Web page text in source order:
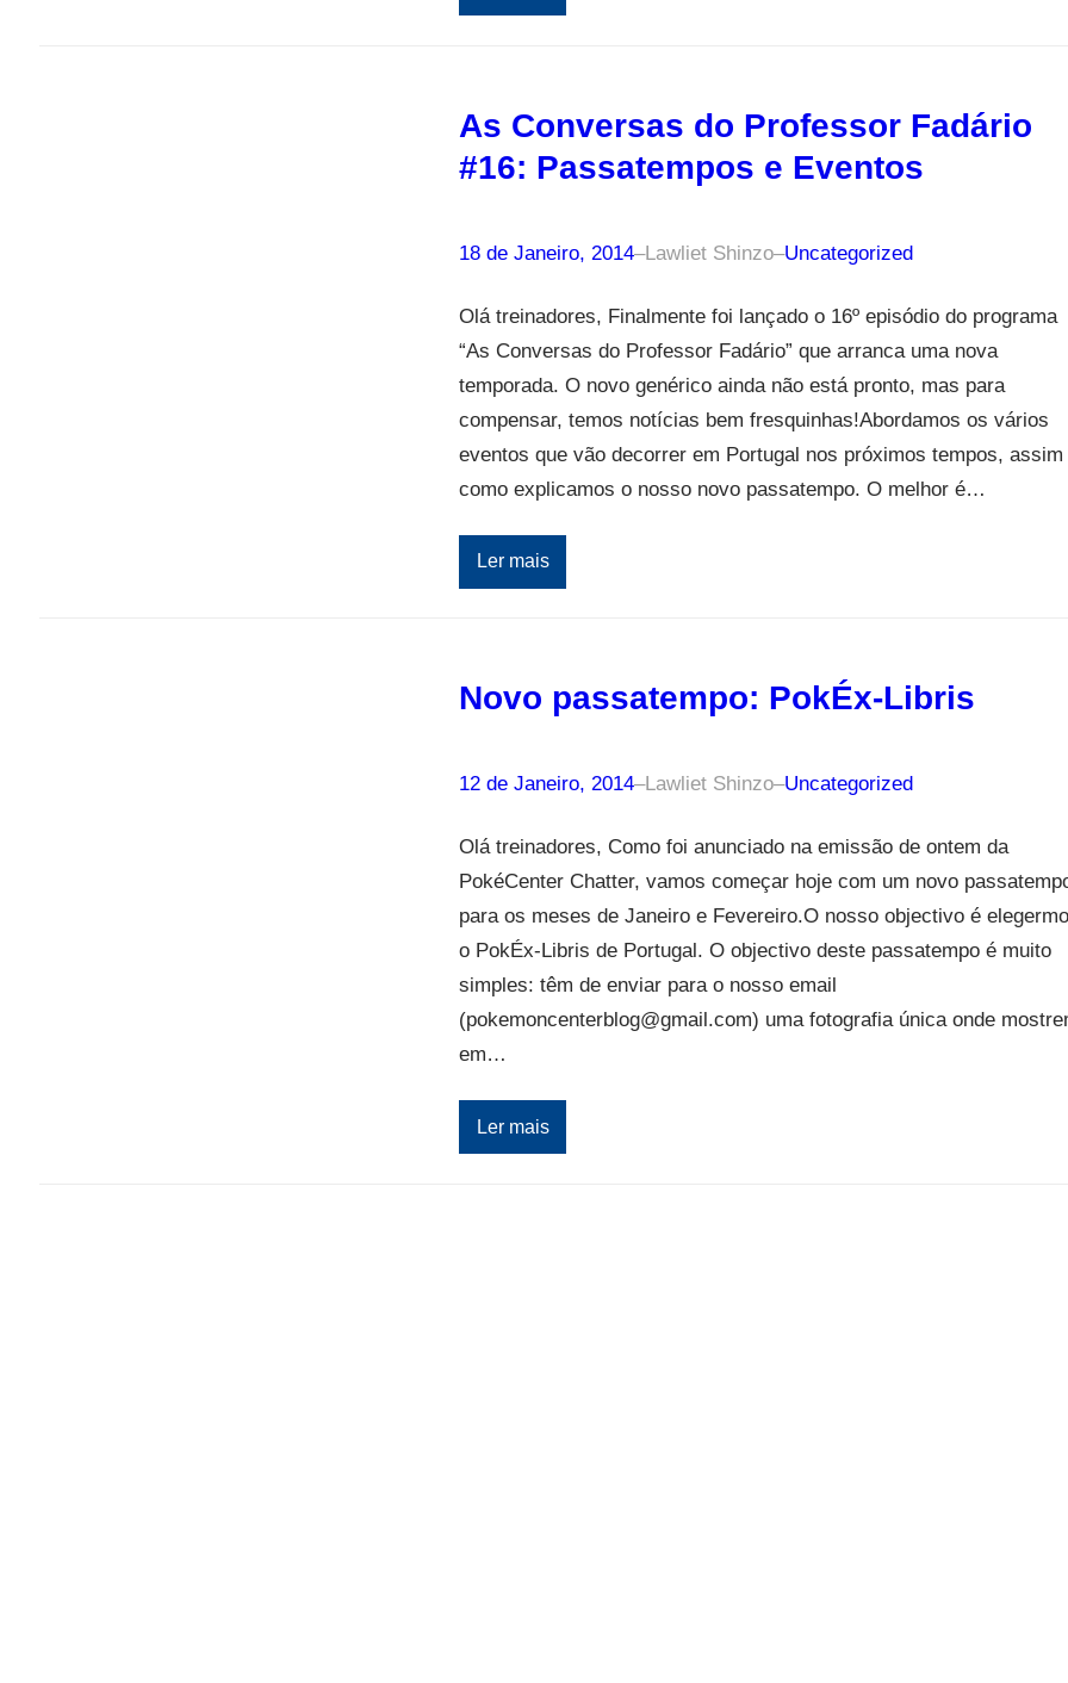
As Conversas do Professor Fadário
#16: Passatempos e Eventos
18 de Janeiro, 2014–Lawliet Shinzo–Uncategorized
Olá treinadores, Finalmente foi lançado o 16º episódio do programa
“As Conversas do Professor Fadário” que arranca uma nova
temporada. O novo genérico ainda não está pronto, mas para
compensar, temos notícias bem fresquinhas!Abordamos os vários
eventos que vão decorrer em Portugal nos próximos tempos, assim
como explicamos o nosso novo passatempo. O melhor é…
Ler mais
Novo passatempo: PokÉx-Libris
12 de Janeiro, 2014–Lawliet Shinzo–Uncategorized
Olá treinadores, Como foi anunciado na emissão de ontem da
PokéCenter Chatter, vamos começar hoje com um novo
para os meses de Janeiro e Fevereiro.O nosso objectivo é
o PokÉx-Libris de Portugal. O objectivo deste passatempo é muito
simples: têm de enviar para o nosso email
(pokemoncenterblog@gmail.com) uma fotografia única onde
em…
Ler mais